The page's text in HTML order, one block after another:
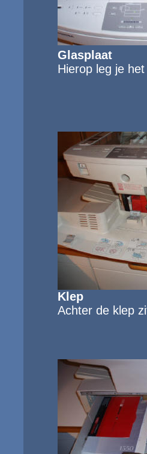
Glasplaat
Hierop leg je
Klep
Achter de klep